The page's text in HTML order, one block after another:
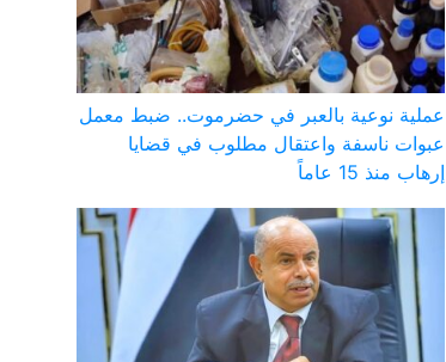
عملية نوعية بالعبر في حضرموت.. ضبط معمل
عبوات ناسفة واعتقال مطلوب في قضايا
إرهاب منذ 15 عاماً